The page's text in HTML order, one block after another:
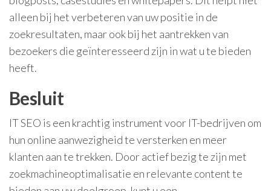
alleen bij het verbeteren van uw positie in de
zoekresultaten, maar ook bij het aantrekken van
bezoekers die geïnteresseerd zijn in wat u te bieden
heeft.
Besluit
IT SEO is een krachtig instrument voor IT-bedrijven om
hun online aanwezigheid te versterken en meer
klanten aan te trekken. Door actief bezig te zijn met
zoekmachineoptimalisatie en relevante content te